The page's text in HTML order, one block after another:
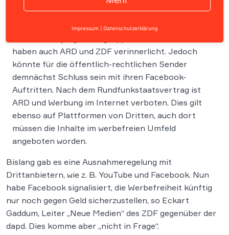
Dass eine Facebook-Präsenz gerade für den
haben auch ARD und ZDF verinnerlicht. Jedoch
könnte für die öffentlich-rechtlichen Sender
demnächst Schluss sein mit ihren Facebook-
Auftritten. Nach dem Rundfunkstaatsvertrag ist
ARD und Werbung im Internet verboten. Dies gilt
ebenso auf Plattformen von Dritten, auch dort
müssen die Inhalte im werbefreien Umfeld
angeboten worden.
Bislang gab es eine Ausnahmeregelung mit
Drittanbietern, wie z. B. YouTube und Facebook. Nun
habe Facebook signalisiert, die Werbefreiheit künftig
nur noch gegen Geld sicherzustellen, so Eckart
Gaddum, Leiter „Neue Medien“ des ZDF gegenüber der
dapd. Dies komme aber „nicht in Frage“.
Impressum Datenschutzerklärung